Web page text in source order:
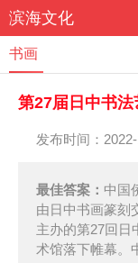
滨海文化
书画
第27届日中书
发布时间：
最佳答案： 中国
由日中书画篆刻
主办的第27回日
术馆落下帷幕。